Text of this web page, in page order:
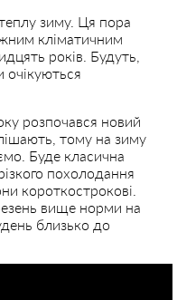
зиму. Ця пора
кліматичним
років. Будуть,
очікуються
розпочався новий
тому на зиму
Буде класична
похолодання
короткострокові.
вище норми на
близько до